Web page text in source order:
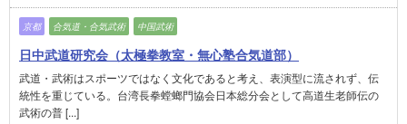
京都 合気道・合気武術 中国武術
日中武道研究会（太極拳教室・無心塾合気道部）
武道・武術はスポーツではなく文化であると考え、表演型に流されず、伝
統性を重じている。台湾長拳螳螂門協会日本総分会として高道生老師伝の
武術の普 [...]